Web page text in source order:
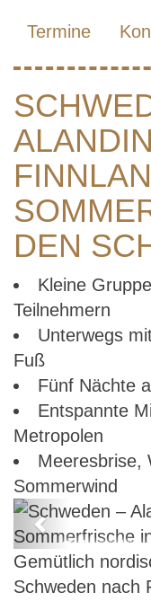
Termine
DEN
Kleine
Teilnehmern
Unterwegs
Fuß
Fünf Nächte
Entspannte
Metropolen
Meeresbrise,
Sommerwind
Schweden
–
Previous
Gemütlich
Schweden nach